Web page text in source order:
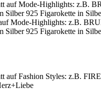
Mode-Highlights: z.B.
925 Figarokette in